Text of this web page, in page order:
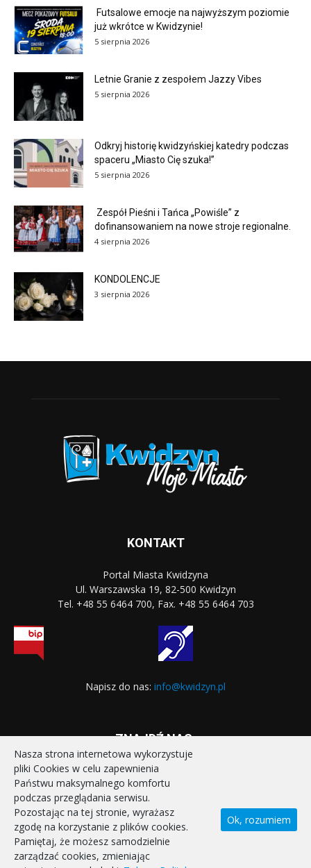
Futsalowe emocje na najwyższym poziomie
już wkrótce w Kwidzynie!
5 sierpnia 2026
Letnie Granie z zespołem Jazzy Vibes
5 sierpnia 2026
Odkryj historię kwidzyńskiej katedry podczas
spaceru „Miasto Cię szuka!”
5 sierpnia 2026
Zespół Pieśni i Tańca „Powiśle” z
dofinansowaniem na nowe stroje regionalne.
4 sierpnia 2026
KONDOLENCJE
3 sierpnia 2026
KONTAKT
Portal Miasta Kwidzyna
Ul. Warszawska 19, 82-500 Kwidzyn
Tel. +48 55 6464 700, Fax. +48 55 6464 703
Napisz do nas: info@kwidzyn.pl
ZNAJDŹ NAS:
STRONA GŁÓWNA
REALIZOWANE PROJEKTY
POLITYKA PRYWATNOŚCI
DEKLARACJA DOSTĘPNOŚCI
KONTAKT
Nasza strona internetowa wykorzystuje
pliki Cookies w celu zapewnienia
Państwu maksymalnego komfortu
podczas przeglądania serwisu.
Pozostając na tej stronie, wyrażasz
zgodę na korzystanie z plików cookies.
Pamiętaj, że możesz samodzielnie
zarządzać cookies, zmieniając
Ok, rozumiem